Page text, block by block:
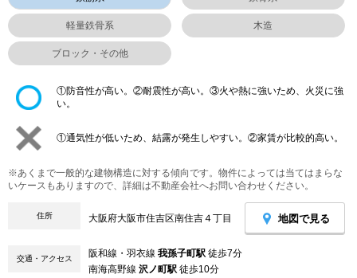
軽量鉄骨系 木造
ブロック・その他
①防音性が高い。②耐震性が高い。③火や熱に強いため、火災に強
い。
①通気性が低いため、結露が発生しやすい。②家賃が比較的高い。
※あくまで一般的な建物構造に対する傾向です。物件によっては当てはまらな
いケースもありますので、詳細は不動産会社へお問い合わせください。
住所 大阪府大阪市住吉区南住吉４丁目 地図で見る
交通・アクセス 阪和線・羽衣線 我孫子町駅 徒歩7分
南海高野線 沢ノ町駅 徒歩10分